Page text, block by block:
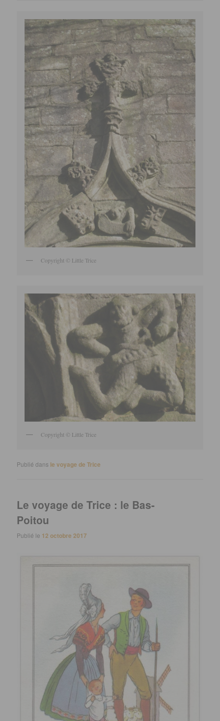
Copyright © Little Trice
Copyright © Little Trice
Publié dans le voyage de Trice
Le voyage de Trice : le Bas-
Poitou
Publié le 12 octobre 2017